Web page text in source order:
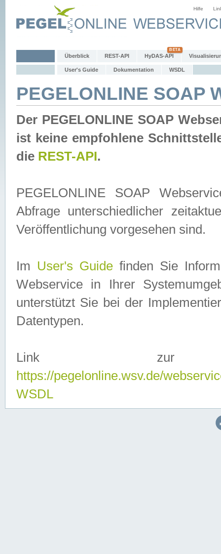
Hilfe
Überblick REST-API HyDAS-API
User's Guide Dokumentation WSDL
PEGELONLINE SOAP
Der PEGELONLINE SOAP
ist keine empfohlene
die REST-API.
PEGELONLINE SOAP
Abfrage unterschiedlicher
Veröffentlichung vorgesehen sind.
Im User's Guidefinden Sie
Webservice in Ihrer
unterstützt Sie bei der
Datentypen.
Link zur
https://pegelonline.wsv.de/
WSDL